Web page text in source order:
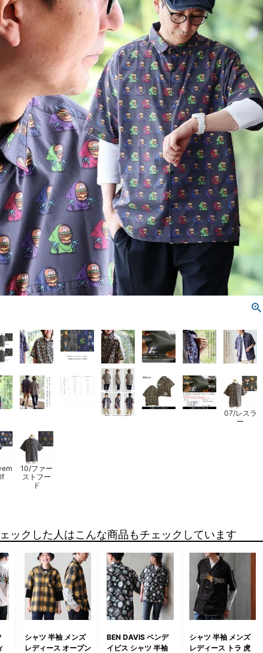
07/レスラ
ー
10/ファー
ストフー
ド
ックした人はこんな商品もチェックしています
シャツ 半袖 メンズ
レディース オープン
BEN DAVIS ベンデ
イビス シャツ 半袖
シャツ 半袖 メンズ
レディース トラ 虎